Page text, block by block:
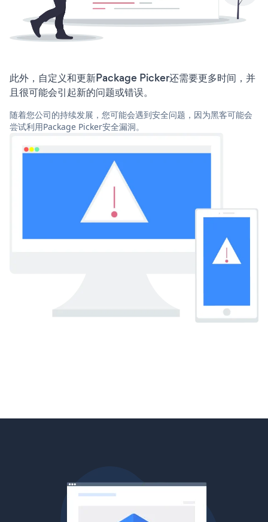
此外，自定义和更新Package Picker还需要更多时间，并
且很可能会引起新的问题或错误。
随着您公司的持续发展，您可能会遇到安全问题，因为黑客可能会
尝试利用Package Picker安全漏洞。